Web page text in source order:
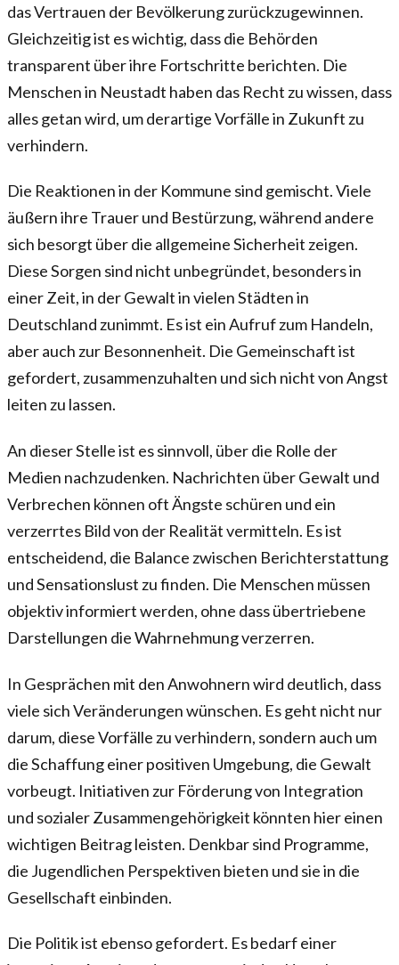
das Vertrauen der Bevölkerung zurückzugewinnen.
Gleichzeitig ist es wichtig, dass die Behörden
transparent über ihre Fortschritte berichten. Die
Menschen in Neustadt haben das Recht zu wissen, dass
alles getan wird, um derartige Vorfälle in Zukunft zu
verhindern.
Die Reaktionen in der Kommune sind gemischt. Viele
äußern ihre Trauer und Bestürzung, während andere
sich besorgt über die allgemeine Sicherheit zeigen.
Diese Sorgen sind nicht unbegründet, besonders in
einer Zeit, in der Gewalt in vielen Städten in
Deutschland zunimmt. Es ist ein Aufruf zum Handeln,
aber auch zur Besonnenheit. Die Gemeinschaft ist
gefordert, zusammenzuhalten und sich nicht von Angst
leiten zu lassen.
An dieser Stelle ist es sinnvoll, über die Rolle der
Medien nachzudenken. Nachrichten über Gewalt und
Verbrechen können oft Ängste schüren und ein
verzerrtes Bild von der Realität vermitteln. Es ist
entscheidend, die Balance zwischen Berichterstattung
und Sensationslust zu finden. Die Menschen müssen
objektiv informiert werden, ohne dass übertriebene
Darstellungen die Wahrnehmung verzerren.
In Gesprächen mit den Anwohnern wird deutlich, dass
viele sich Veränderungen wünschen. Es geht nicht nur
darum, diese Vorfälle zu verhindern, sondern auch um
die Schaffung einer positiven Umgebung, die Gewalt
vorbeugt. Initiativen zur Förderung von Integration
und sozialer Zusammengehörigkeit könnten hier einen
wichtigen Beitrag leisten. Denkbar sind Programme,
die Jugendlichen Perspektiven bieten und sie in die
Gesellschaft einbinden.
Die Politik ist ebenso gefordert. Es bedarf einer